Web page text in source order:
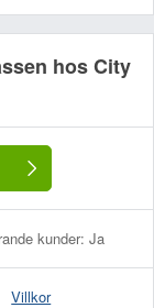
hos City
kunder: Ja
Villkor